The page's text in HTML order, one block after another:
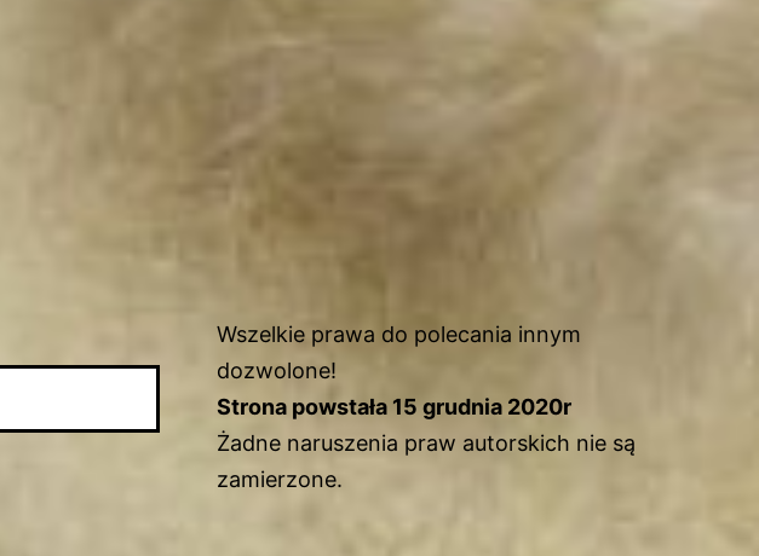
Wszelkie prawa do polecania innym
dozwolone!
Strona powstała 15 grudnia 2020r
Żadne naruszenia praw autorskich nie są
zamierzone.